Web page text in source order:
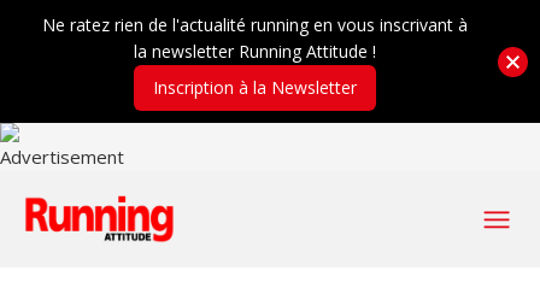
Ne ratez rien de l'actualité running en vous inscrivant à
la newsletter Running Attitude !
Inscription à la Newsletter